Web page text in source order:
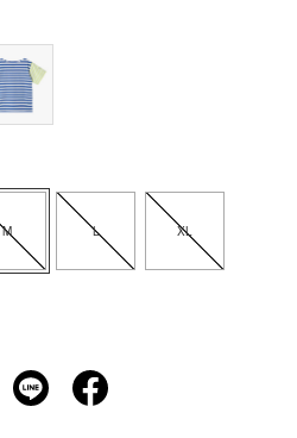
M L XL